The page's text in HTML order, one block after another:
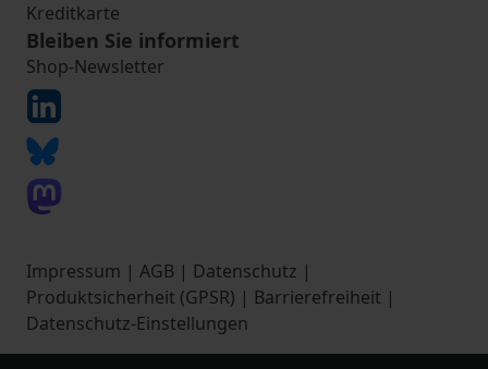
Kreditkarte
Bleiben Sie informiert
Shop-Newsletter
Impressum | AGB | Datenschutz |
Produktsicherheit (GPSR) | Barrierefreiheit |
Datenschutz-Einstellungen